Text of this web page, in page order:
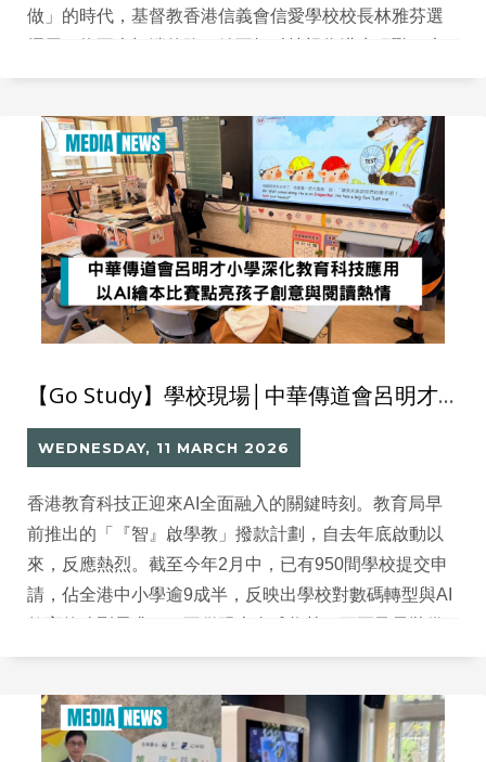
做」的時代，基督教香港信義會信愛學校校長林雅芬選
不把 AI 當成萬靈丹，而是把它定位成一個引子，先把孩
子，再談方法；先建立動機，再談深讀。對她而言，教
育的核心從來不是「追分數」或「追潮流」，而是把每
個孩子的亮點找出來，讓他知道自己值得被期待。
【Go Study】學校現場│中華傳道會呂明才小學深化教育科技應用 以AI 繪本比賽點亮孩子創意與閱讀熱情
WEDNESDAY, 11 MARCH 2026
香港教育科技正迎來AI全面融入的關鍵時刻。教育局早
前推出的「『智』啟學教」撥款計劃，自去年底啟動以
來，反應熱烈。截至今年2月中，已有950間學校提交申
請，佔全港中小學逾9成半，反映出學校對數碼轉型與AI
學生掌握未來技能。位於葵青區的中華傳道會呂明才小
這波政策前已透過智能系統與創作活動，讓科技自然服
務孩子的成長。